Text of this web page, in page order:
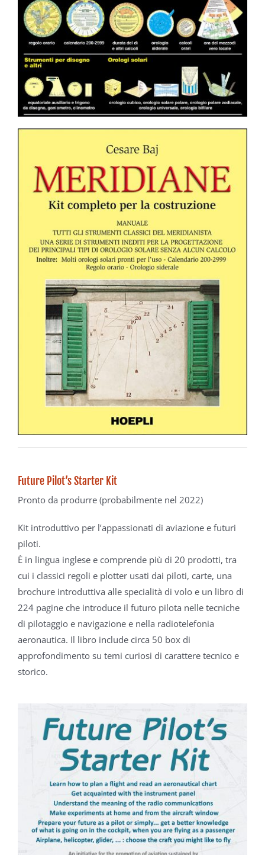
Future Pilot’s Starter Kit
Pronto da produrre (probabilmente nel 2022)
Kit introduttivo per l’appassionati di aviazione e futuri
piloti.
È in lingua inglese e comprende più di 20 prodotti, tra
cui i classici regoli e plotter usati dai piloti, carte, una
brochure introduttiva alle specialità di volo e un libro di
224 pagine che introduce il futuro pilota nelle tecniche
di pilotaggio e navigazione e nella radiotelefonia
aeronautica. Il libro include circa 50 box di
approfondimento su temi curiosi di carattere tecnico e
storico.